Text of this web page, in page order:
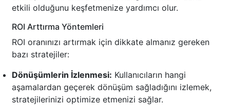
etkili olduğunu keşfetmenize yardımcı olur.
ROI Arttırma Yöntemleri
ROI oranınızı artırmak için dikkate almanız gereken
bazı stratejiler:
Dönüşümlerin İzlenmesi: Kullanıcıların hangi
aşamalardan geçerek dönüşüm sağladığını izlemek,
stratejilerinizi optimize etmenizi sağlar.